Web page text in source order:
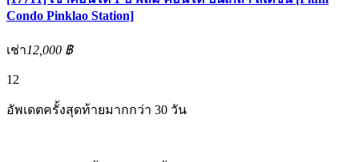
Condo Pinklao Station]
เช่า12,000 ฿
12
อัพเดตครั้งสุดท้ายมากกว่า 30 วัน